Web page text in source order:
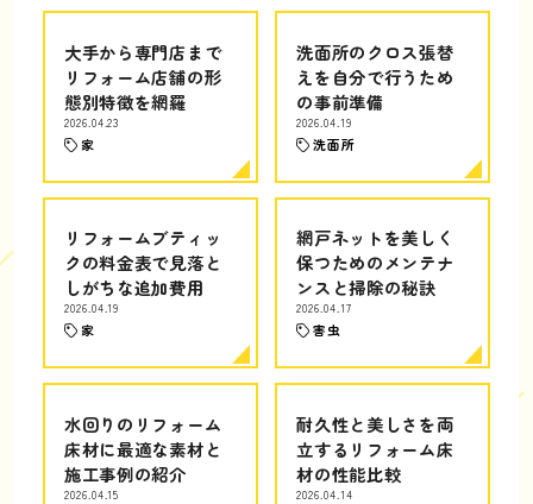
大手から専門店まで
リフォーム店舗の形
態別特徴を網羅
2026.04.23
家
洗面所のクロス張替
えを自分で行うため
の事前準備
2026.04.19
洗面所
リフォームブティッ
クの料金表で見落と
しがちな追加費用
2026.04.19
家
網戸ネットを美しく
保つためのメンテナ
ンスと掃除の秘訣
2026.04.17
害虫
水回りのリフォーム
床材に最適な素材と
施工事例の紹介
2026.04.15
耐久性と美しさを両
立するリフォーム床
材の性能比較
2026.04.14